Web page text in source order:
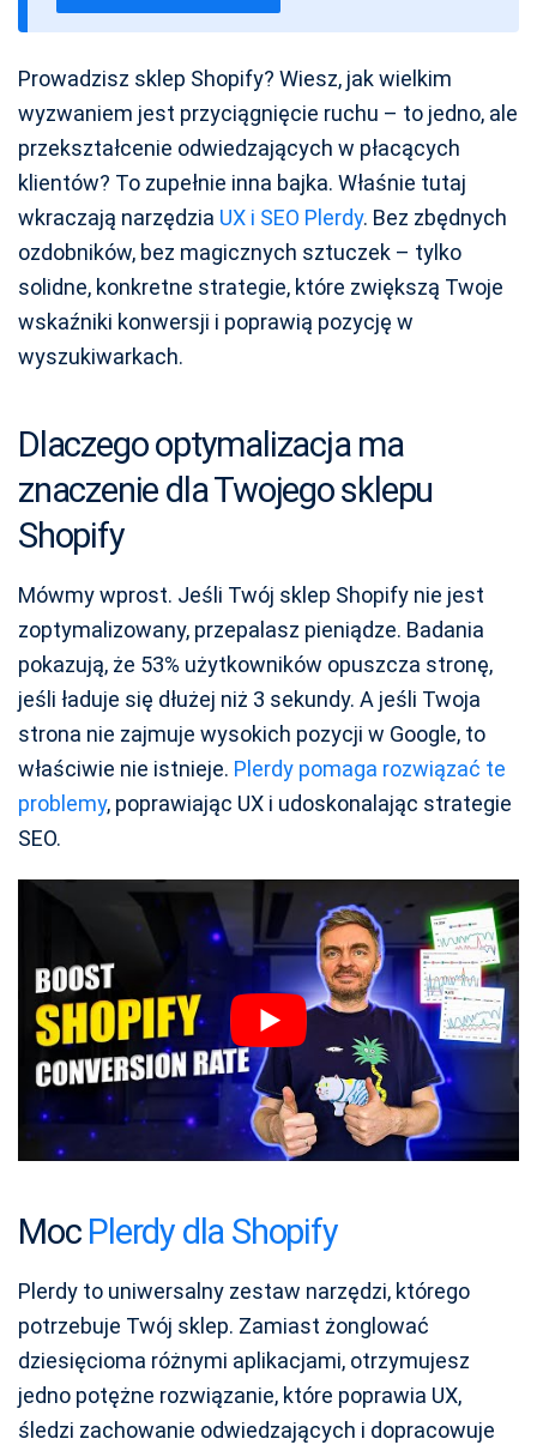
u
Prowadzisz sklep Shopify? Wiesz, jak wielkim
wyzwaniem jest przyciągnięcie ruchu – to jedno, ale
przekształcenie odwiedzających w płacących
klientów? To zupełnie inna bajka. Właśnie tutaj
wkraczają narzędzia UX i SEO Plerdy. Bez zbędnych
ozdobników, bez magicznych sztuczek – tylko
solidne, konkretne strategie, które zwiększą Twoje
wskaźniki konwersji i poprawią pozycję w
wyszukiwarkach.
Dlaczego optymalizacja ma
znaczenie dla Twojego sklepu
Shopify
Mówmy wprost. Jeśli Twój sklep Shopify nie jest
zoptymalizowany, przepalasz pieniądze. Badania
pokazują, że 53% użytkowników opuszcza stronę,
jeśli ładuje się dłużej niż 3 sekundy. A jeśli Twoja
strona nie zajmuje wysokich pozycji w Google, to
właściwie nie istnieje. Plerdy pomaga rozwiązać te
problemy, poprawiając UX i udoskonalając strategie
SEO.
Moc Plerdy dla Shopify
Plerdy to uniwersalny zestaw narzędzi, którego
potrzebuje Twój sklep. Zamiast żonglować
dziesięcioma różnymi aplikacjami, otrzymujesz
jedno potężne rozwiązanie, które poprawia UX,
śledzi zachowanie odwiedzających i dopracowuje